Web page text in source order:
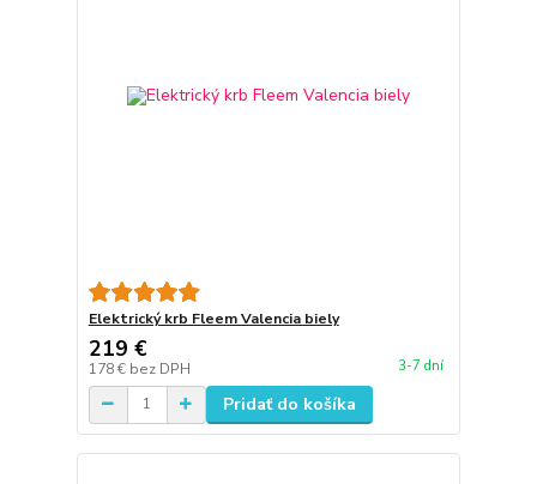
Elektrický krb Fleem Valencia biely
219 €
178 € bez DPH 3-7 dní
Pridať do košíka